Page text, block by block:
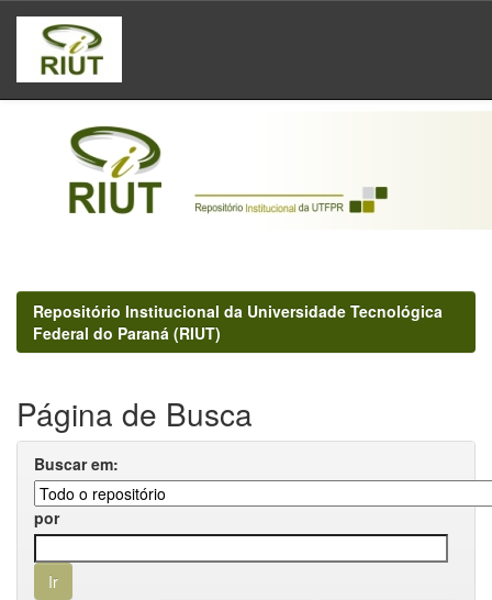
Skip
navigation
Repositório Institucional da Universidade Tecnológica
Federal do Paraná (RIUT)
Página de Busca
Buscar em:
por